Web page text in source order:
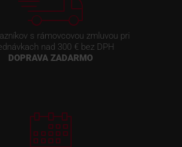
s rámovcovou zmluvou pri
nad 300 € bez DPH
DOPRAVA ZADARMO